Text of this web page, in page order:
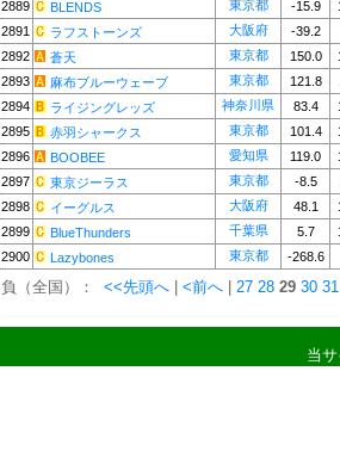
2889
BLENDS 東京都 -15.9
2891
ラフストーンズ 大阪府
-39.2
2892
蒼天 東京都 150.0
2893
麻布ブルーウェーブ 東京都 121.8
2894
ライジングレッズ 神奈川県 83.4
2895
赤羽シャークス 東京都 101.4
2896
BOOBEE 愛知県 119.0
2897
東京ジーラス 東京都 -8.5
2898
イーグルス 大阪府 48.1
2899
BlueThunders 千葉県 5.7
2900
Lazybones 東京都 -268.6
負（全国）： <<先頭へ <前へ 27 28 29 30 31
当